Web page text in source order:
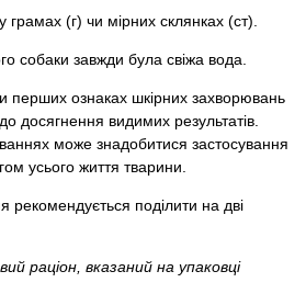
(г) чи мірних склянках (ст).
собаки завжди була свіжа вода.
перших ознаках шкірних захворювань
досягнення видимих ​​результатів.
може знадобитися застосування
усього життя тварини.
рекомендується поділити на дві
раціон, вказаний на упаковці